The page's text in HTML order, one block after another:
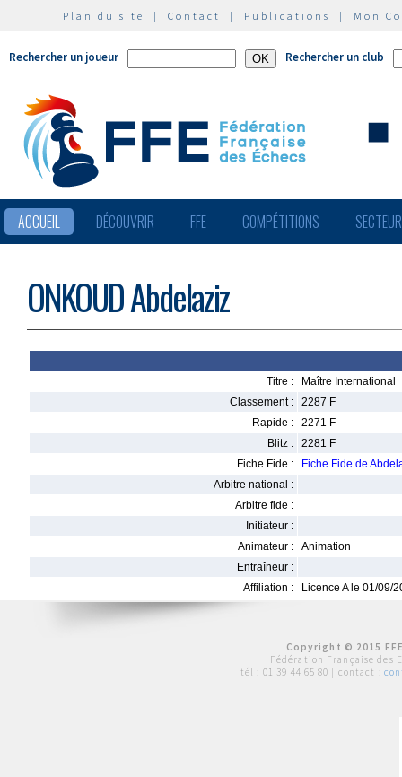
Plan du site | Contact | Publications | Mon
Rechercher un joueur Rechercher un club
ACCUEIL DÉCOUVRIR FFE COMPÉTITIONS
ONKOUD Abdelaziz
Titre :
Maître International
Classement :
2287 F
Rapide :
2271 F
Blitz :
2281 F
Fiche Fide :
Fiche Fide de
Arbitre national :
Arbitre fide :
Initiateur :
Animateur :
Animation
Entraîneur :
Affiliation :
Licence A le 01/09/
Copyright © 2015
Fédération Française des
tél : 01 39 44 65 80 | contact :